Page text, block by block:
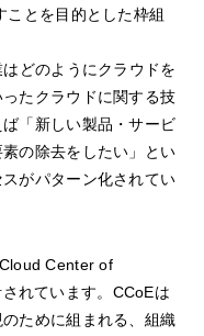
ことを目的とした枠組
どのようにクラウドを
たクラウドに関する技
「新しい製品・サービ
の除去をしたい」とい
がパターン化されてい
Center of
れています。CCoEは
ために組まれる、組織